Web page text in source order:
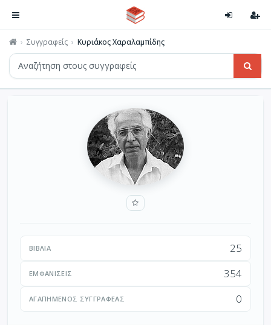
Συγγραφείς Κυριάκος Χαραλαμπίδης
ΒΙΒΛΊΑ 25
ΕΜΦΑΝΊΣΕΙΣ 354
ΑΓΑΠΗΜΈΝΟΣ ΣΥΓΓΡΑΦΈΑΣ 0